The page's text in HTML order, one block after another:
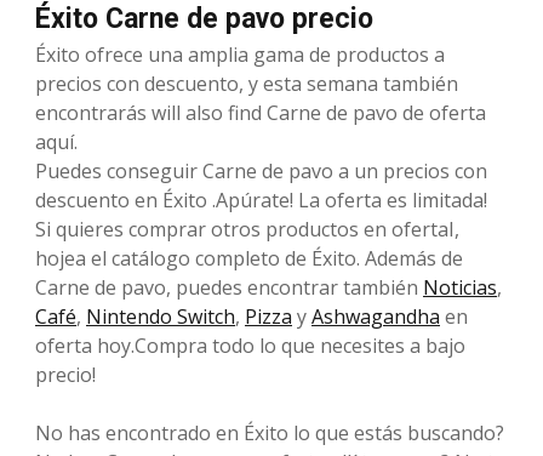
Éxito Carne de pavo precio
Éxito ofrece una amplia gama de productos a
precios con descuento, y esta semana también
encontrarás will also find Carne de pavo de oferta
aquí.
Puedes conseguir Carne de pavo a un precios con
descuento en Éxito .Apúrate! La oferta es limitada!
Si quieres comprar otros productos en ofertaI,
hojea el catálogo completo de Éxito. Además de
Carne de pavo, puedes encontrar también Noticias,
Café, Nintendo Switch, Pizza yAshwagandha en
oferta hoy.Compra todo lo que necesites a bajo
precio!
No has encontrado en Éxito lo que estás buscando?